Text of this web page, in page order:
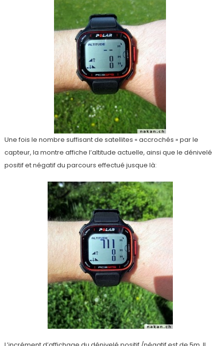
Une fois le nombre suffisant de satellites « accrochés » par le
capteur, la montre affiche l’altitude actuelle, ainsi que le dénivelé
positif et négatif du parcours effectué jusque là: